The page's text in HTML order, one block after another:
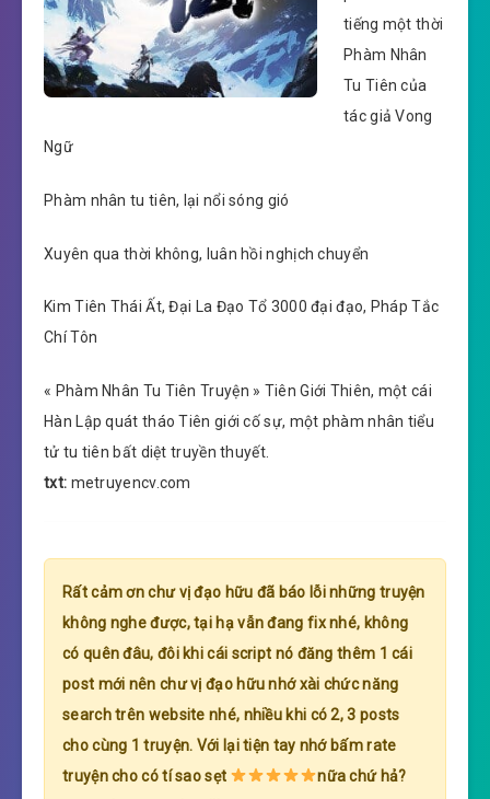
tiếng một thời
Phàm Nhân
Tu Tiên của
tác giả Vong
Ngữ
Phàm nhân tu tiên, lại nổi sóng gió
Xuyên qua thời không, luân hồi nghịch chuyển
Kim Tiên Thái Ất, Đại La Đạo Tổ 3000 đại đạo, Pháp Tắc
Chí Tôn
« Phàm Nhân Tu Tiên Truyện » Tiên Giới Thiên, một cái
Hàn Lập quát tháo Tiên giới cố sự, một phàm nhân tiểu
tử tu tiên bất diệt truyền thuyết.
txt: metruyencv.com
Rất cảm ơn chư vị đạo hữu đã báo lỗi những truyện
không nghe được, tại hạ vẫn đang fix nhé, không
có quên đâu, đôi khi cái script nó đăng thêm 1 cái
post mới nên chư vị đạo hữu nhớ xài chức năng
search trên website nhé, nhiều khi có 2, 3 posts
cho cùng 1 truyện. Với lại tiện tay nhớ bấm rate
truyện cho có tí sao sẹt
nữa chứ hả?